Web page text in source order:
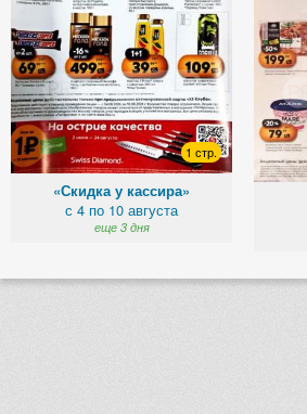
1 стр.
«Скидка у кассира»
с 4 по 10 августа
еще 3 дня